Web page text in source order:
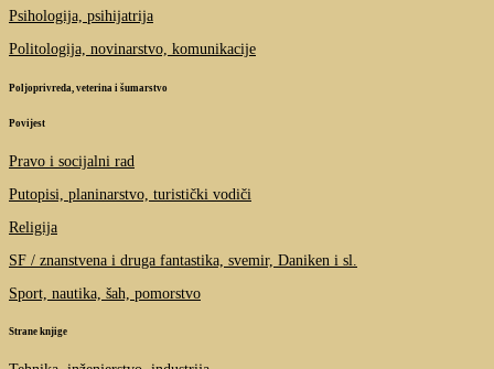
Psihologija, psihijatrija
Politologija, novinarstvo, komunikacije
Poljoprivreda, veterina i šumarstvo
Povijest
Pravo i socijalni rad
Putopisi, planinarstvo, turistički vodiči
Religija
SF / znanstvena i druga fantastika, svemir, Daniken i sl.
Sport, nautika, šah, pomorstvo
Strane knjige